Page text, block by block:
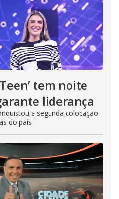
tem noite
liderança
a segunda colocação
do país